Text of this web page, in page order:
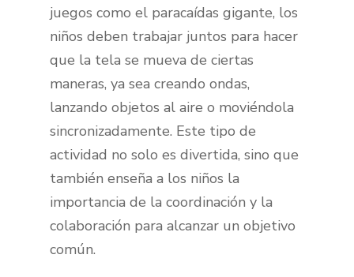
juegos como el paracaídas gigante, los
niños deben trabajar juntos para hacer
que la tela se mueva de ciertas
maneras, ya sea creando ondas,
lanzando objetos al aire o moviéndola
sincronizadamente. Este tipo de
actividad no solo es divertida, sino que
también enseña a los niños la
importancia de la coordinación y la
colaboración para alcanzar un objetivo
común.